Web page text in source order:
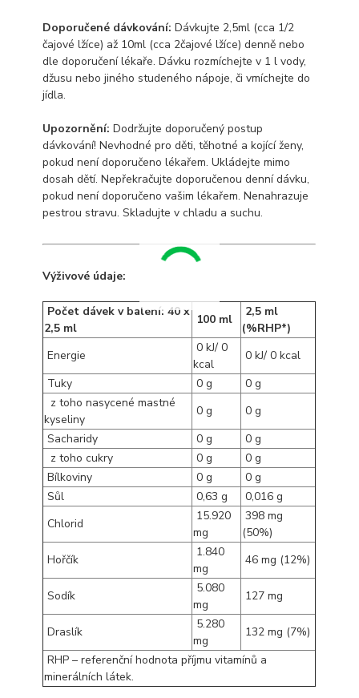
Doporučené dávkování: Dávkujte 2,5ml (cca 1/2
čajové lžíce) až 10ml (cca 2čajové lžíce) denně nebo
dle doporučení lékaře. Dávku rozmíchejte v 1 l vody,
džusu nebo jiného studeného nápoje, či vmíchejte do
jídla.
Upozornění: Dodržujte doporučený postup
dávkování! Nevhodné pro děti, těhotné a kojící ženy,
pokud není doporučeno lékařem. Ukládejte mimo
dosah dětí. Nepřekračujte doporučenou denní dávku,
pokud není doporučeno vašim lékařem. Nenahrazuje
pestrou stravu. Skladujte v chladu a suchu.
Výživové údaje:
Počet dávek v balení: 40 x
2,5 ml
100 ml
2,5 ml
(%RHP*)
Energie
0 kJ/ 0
kcal
0 kJ/ 0 kcal
Tuky
0 g
0 g
z toho nasycené mastné
kyseliny
0 g
0 g
Sacharidy
0 g
0 g
z toho cukry
0 g
0 g
Bílkoviny
0 g
0 g
Sůl
0,63 g
0,016 g
Chlorid
15.920
mg
398 mg
(50%)
Hořčík
1.840
mg
46 mg (12%)
Sodík
5.080
mg
127 mg
Draslík
5.280
mg
132 mg (7%)
RHP – referenční hodnota příjmu vitamínů a
minerálních látek.